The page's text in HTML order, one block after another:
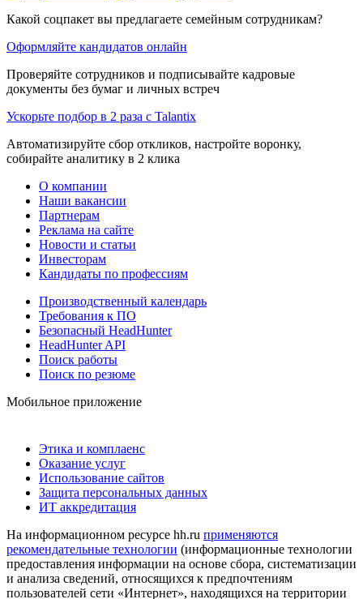
Какой соцпакет вы предлагаете семейным сотрудникам?
Оформляйте кандидатов онлайн
Проверяйте сотрудников и подписывайте кадровые
документы без бумаг и личных встреч
Ускорьте подбор в 2 раза с Talantix
Автоматизируйте сбор откликов, настройте воронку,
собирайте аналитику в 2 клика
О компании
Наши вакансии
Партнерам
Реклама на сайте
Новости и статьи
Инвесторам
Кандидаты по профессиям
Производственный календарь
Требования к ПО
Безопасный HeadHunter
HeadHunter API
Поиск работы
Поиск по резюме
Мобильное приложение
Этика и комплаенс
Оказание услуг
Использование сайтов
Защита персональных данных
ИТ аккредитация
На информационном ресурсе hh.ru применяются
рекомендательные технологии (информационные технологии
предоставления информации на основе сбора, систематизации
и анализа сведений, относящихся к предпочтениям
пользователей сети «Интернет», находящихся на территории